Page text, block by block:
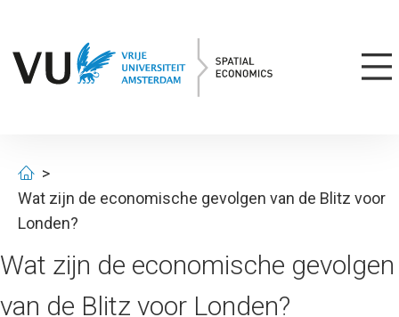
Wat zijn de economische gevolgen van de Blitz voor
Londen?
Wat zijn de economische gevolgen
van de Blitz voor Londen?